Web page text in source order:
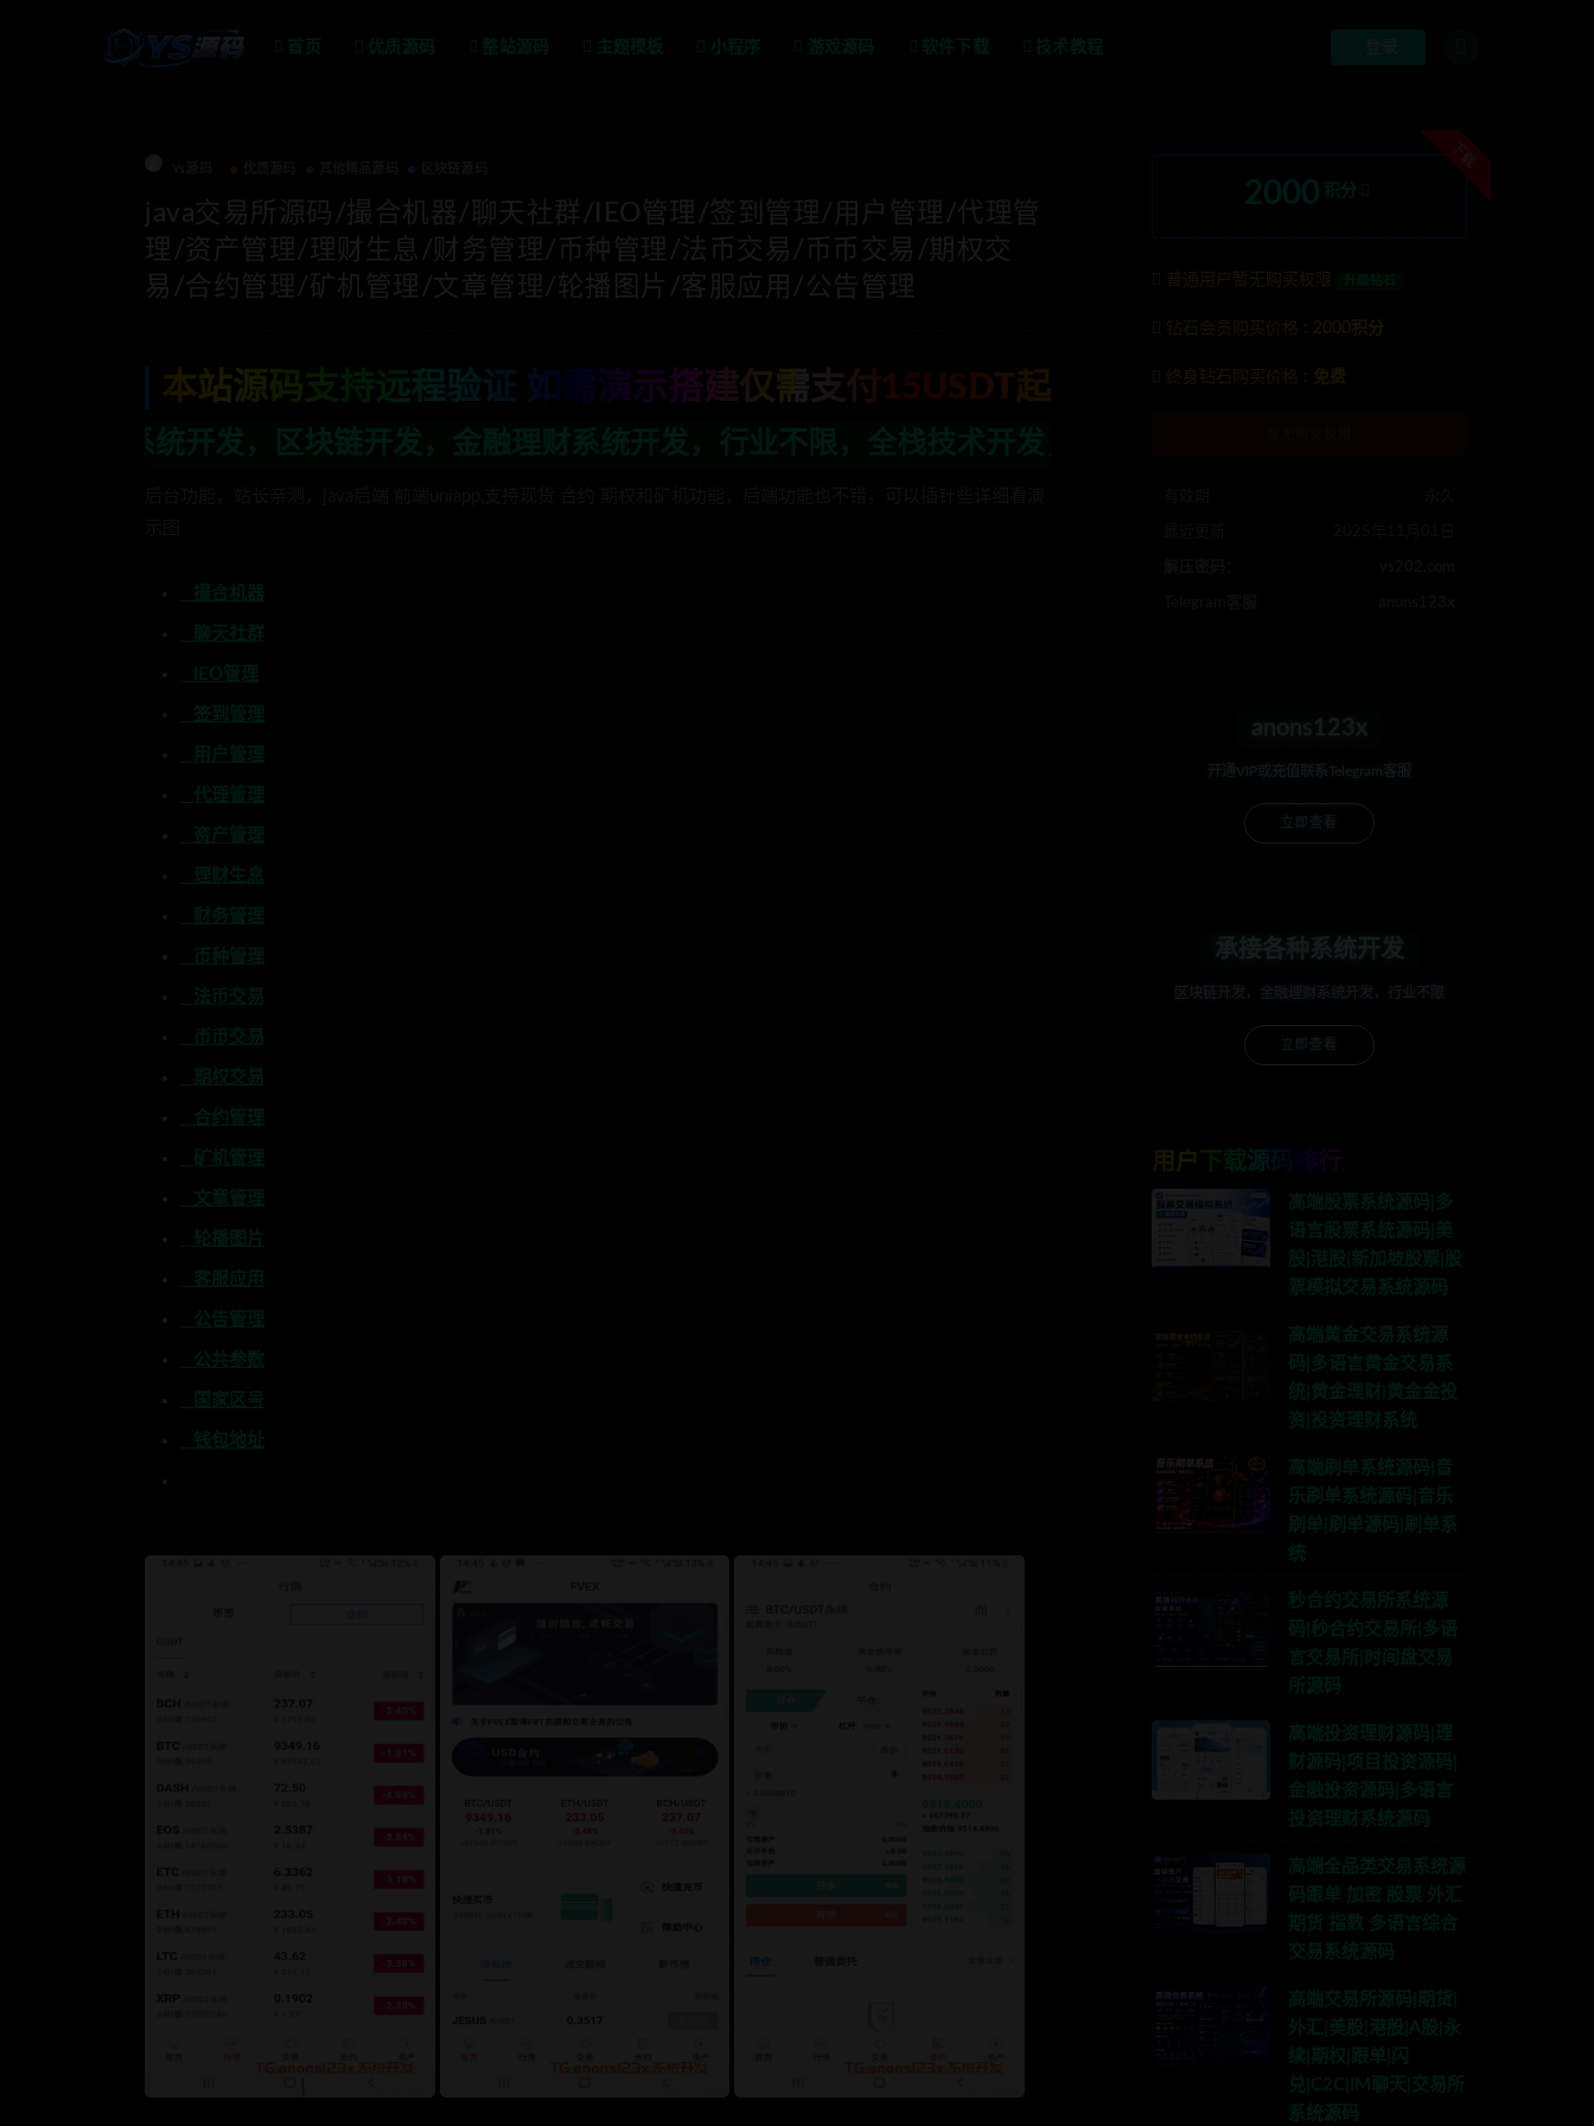
首页 优质源码 整站源码 主题模板 小程序 游戏源码 软件下载 技术教程 登录
java交易所源码/撮合机器/聊天社群/IEO管理/签到管理/用户管理/代理管
理/资产管理/理财生息/财务管理/币种管理/法币交易/币币交易/期权交
易/合约管理/矿机管理/文章管理/轮播图片/客服应用/公告管理
本站源码支持远程验证 如需演示搭建仅需支付15USDT起
撮合机器
聊天社群
IEO管理
签到管理
用户管理
代理管理
资产管理
理财生息
财务管理
币种管理
法币交易
币币交易
期权交易
合约管理
矿机管理
文章管理
轮播图片
客服应用
公告管理
公共参数
国家区号
钱包地址
下载
2000 积分
普通用户暂无购买权限
钻石会员购买价格 : 2000积分
终身钻石购买价格 : 免费
anons123x
开通VIP或充值联系Telegram客服
立即查看
承接各种系统开发
区块链开发，金融理财系统开发，行业不限
立即查看
用户下载源码排行
高端股票系统源码|多
语言股票系统源码|美
股|港股|新加坡股票|股
票模拟交易系统源码
高端黄金交易系统源
码|多语言黄金交易系
统|黄金理财|黄金金投
资|投资理财系统
高端刷单系统源码|音
乐刷单系统源码|音乐
刷单|刷单源码|刷单系
统
秒合约交易所系统源
码|秒合约交易所|多语
言交易所|时间盘交易
所源码
高端投资理财源码|理
财源码|项目投资源码|
金融投资源码|多语言
投资理财系统源码
高端全品类交易系统源
码跟单 加密 股票 外汇
期货 指数 多语言综合
交易系统源码
高端交易所源码|期货|
外汇|美股|港股|A股|永
续|期权|跟单|闪
兑|C2C|IM聊天|交易所
系统源码